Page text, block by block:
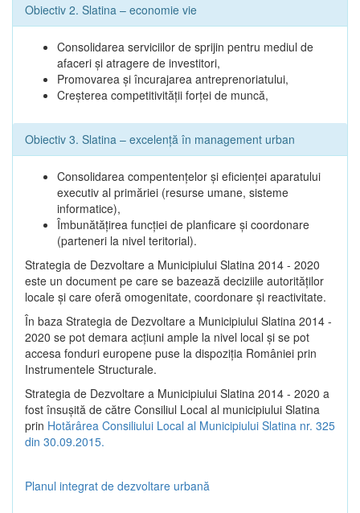
Obiectiv 2. Slatina – economie vie
Consolidarea serviciilor de sprijin pentru mediul de
afaceri şi atragere de investitori,
Promovarea şi încurajarea antreprenoriatului,
Creşterea competitivităţii forţei de muncă,
Obiectiv 3. Slatina – excelenţă în management urban
Consolidarea compentenţelor şi eficienţei aparatului
executiv al primăriei (resurse umane, sisteme
informatice),
Îmbunătăţirea funcţiei de planficare şi coordonare
(parteneri la nivel teritorial).
Strategia de Dezvoltare a Municipiului Slatina 2014 - 2020
este un document pe care se bazează deciziile autorităţilor
locale şi care oferă omogenitate, coordonare şi reactivitate.
În baza Strategia de Dezvoltare a Municipiului Slatina 2014 -
2020 se pot demara acţiuni ample la nivel local şi se pot
accesa fonduri europene puse la dispoziţia României prin
Instrumentele Structurale.
Strategia de Dezvoltare a Municipiului Slatina 2014 - 2020 a
fost însuşită de către Consiliul Local al municipiului Slatina
prin Hotărârea Consiliului Local al Municipiului Slatina nr. 325
din 30.09.2015.
Planul integrat de dezvoltare urbană